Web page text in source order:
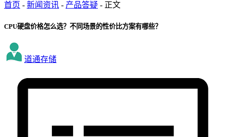
首页 - 新闻资讯 - 产品答疑 - 正文
CPU硬盘价格怎么选？不同场景的性价比方案有哪些？
道通存储